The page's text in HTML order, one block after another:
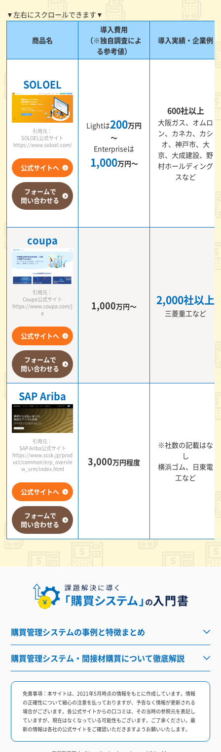
▼左右にスクロールできます▼
商品名
導入費用
（※独自調査によ
る参考値）
導入実績・企業例
SOLOEL
引用元：
SOLOEL公式サイト
https://www.soloel.com/
公式サイトへ
フォームで
問い合わせる
Lightは200万円
～
Enterpriseは
1,000万円～
600社以上
大阪ガス、オムロ
ン、カネカ、カシ
オ、神戸市、大
京、大成建設、野
村ホールディング
スなど
coupa
引用元：
Coupa公式サイト
https://www.coupa.com/j
a
公式サイトへ
フォームで
問い合わせる
1,000万円～ 2,000社以上
三菱重工など
SAP Ariba
引用元：
SAP Ariba公式サイト
https://www.scsk.jp/prod
uct/common/erp_overvie
w_srm/index.html
公式サイトへ
フォームで
問い合わせる
3,000万円程度
※社数の記載はな
し
横浜ゴム、日東電
工など
購買管理システムの事例と特徴まとめ
購買管理システム・間接材購買について徹底解説
免責事項： 本サイトは、2021年5月時点の情報をもとに作成しています。情報
の正確性について細心の注意を払っておりますが、予告なく情報が更新される
場合がございます。各公式サイトからの口コミは、その当時の参照元を表記し
ていますが、現在はなくなっている可能性もございます。ご了承ください。最
新の情報は各社の公式サイトをご確認いただきますようお願いいたします。